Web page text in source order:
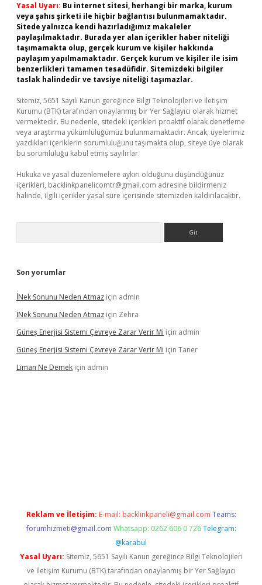
Yasal Uyarı: Bu internet sitesi, herhangi bir marka, kurum
veya şahıs şirketi ile hiçbir bağlantısı bulunmamaktadır.
Sitede yalnızca kendi hazırladığımız makaleler
paylaşılmaktadır. Burada yer alan içerikler haber niteliği
taşımamakta olup, gerçek kurum ve kişiler hakkında
paylaşım yapılmamaktadır. Gerçek kurum ve kişiler ile isim
benzerlikleri tamamen tesadüfidir. Sitemizdeki bilgiler
taslak halindedir ve tavsiye niteliği taşımazlar.
Sitemiz, 5651 Sayılı Kanun gereğince Bilgi Teknolojileri ve İletişim
Kurumu (BTK) tarafından onaylanmış bir Yer Sağlayıcı olarak hizmet
vermektedir. Bu nedenle, sitedeki içerikleri proaktif olarak denetleme
veya araştırma yükümlülüğümüz bulunmamaktadır. Ancak, üyelerimiz
yazdıkları içeriklerin sorumluluğunu taşımakta olup, siteye üye olarak
bu sorumluluğu kabul etmiş sayılırlar.
Hukuka ve yasal düzenlemelere aykırı olduğunu düşündüğünüz
içerikleri, backlinkpanelicomtr@gmail.com adresine bildirmeniz
halinde, ilgili içerikler yasal süre içerisinde sitemizden kaldırılacaktır.
Son yorumlar
İNek Sonunu Neden Atmaz için admin
İNek Sonunu Neden Atmaz için Zehra
Güneş Enerjisi Sistemi Çevreye Zarar Verir Mi için admin
Güneş Enerjisi Sistemi Çevreye Zarar Verir Mi için Taner
Liman Ne Demek için admin
Reklam ve İletişim: E-mail: backlinkpaneli@gmail.com Teams:
forumhizmeti@gmail.com Whatsapp: 0262 606 0 726 Telegram:
@karabul
Yasal Uyarı: Sitemiz, 5651 Sayılı Kanun gereğince Bilgi Teknolojileri
ve İletişim Kurumu (BTK) tarafından onaylanmış bir Yer Sağlayıcı